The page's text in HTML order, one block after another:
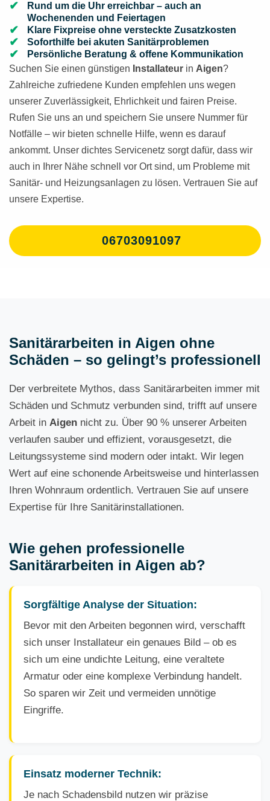
Rund um die Uhr erreichbar – auch an
Wochenenden und Feiertagen
Klare Fixpreise ohne versteckte Zusatzkosten
Soforthilfe bei akuten Sanitärproblemen
Persönliche Beratung & offene Kommunikation
Suchen Sie einen günstigen Installateur in Aigen?
Zahlreiche zufriedene Kunden empfehlen uns wegen
unserer Zuverlässigkeit, Ehrlichkeit und fairen Preise.
Rufen Sie uns an und speichern Sie unsere Nummer für
Notfälle – wir bieten schnelle Hilfe, wenn es darauf
ankommt. Unser dichtes Servicenetz sorgt dafür, dass wir
auch in Ihrer Nähe schnell vor Ort sind, um Probleme mit
Sanitär- und Heizungsanlagen zu lösen. Vertrauen Sie auf
unsere Expertise.
06703091097
Sanitärarbeiten in Aigen ohne
Schäden – so gelingt’s professionell
Der verbreitete Mythos, dass Sanitärarbeiten immer mit
Schäden und Schmutz verbunden sind, trifft auf unsere
Arbeit in Aigen nicht zu. Über 90 % unserer Arbeiten
verlaufen sauber und effizient, vorausgesetzt, die
Leitungssysteme sind modern oder intakt. Wir legen
Wert auf eine schonende Arbeitsweise und hinterlassen
Ihren Wohnraum ordentlich. Vertrauen Sie auf unsere
Expertise für Ihre Sanitärinstallationen.
Wie gehen professionelle
Sanitärarbeiten in Aigen ab?
Sorgfältige Analyse der Situation:
Bevor mit den Arbeiten begonnen wird, verschafft
sich unser Installateur ein genaues Bild – ob es
sich um eine undichte Leitung, eine veraltete
Armatur oder eine komplexe Verbindung handelt.
So sparen wir Zeit und vermeiden unnötige
Eingriffe.
Einsatz moderner Technik:
Je nach Schadensbild nutzen wir präzise